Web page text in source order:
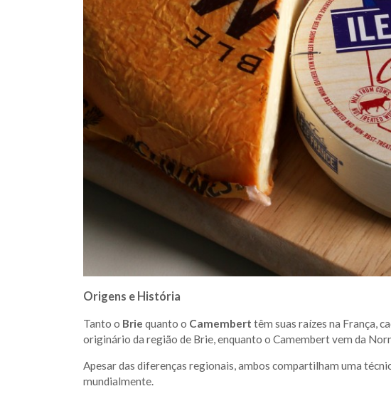
Origens e História
Tanto o Brie quanto o Camembert têm suas raízes na França,
originário da região de Brie, enquanto o Camembert vem da
Apesar das diferenças regionais, ambos compartilham uma
mundialmente.